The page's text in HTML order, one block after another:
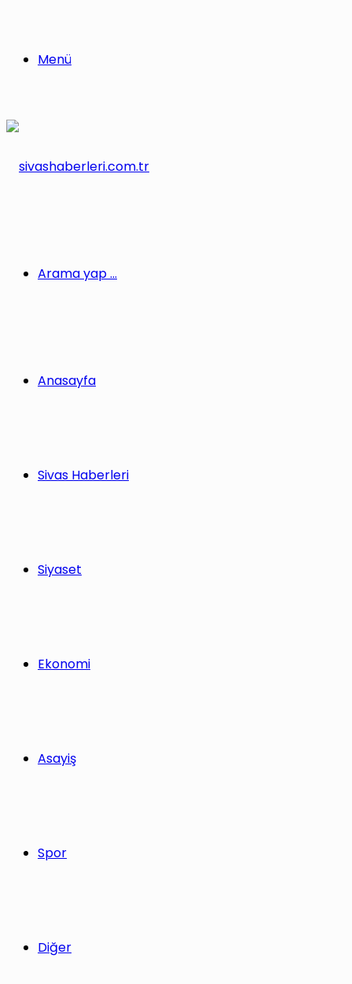
Menü
Arama yap ...
Anasayfa
Sivas Haberleri
Siyaset
Ekonomi
Asayiş
Spor
Diğer